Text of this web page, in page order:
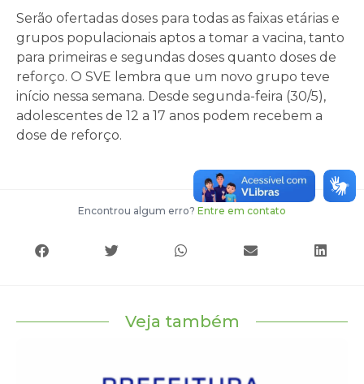
Serão ofertadas doses para todas as faixas etárias e
grupos populacionais aptos a tomar a vacina, tanto
para primeiras e segundas doses quanto doses de
reforço. O SVE lembra que um novo grupo teve
início nessa semana. Desde segunda-feira (30/5),
adolescentes de 12 a 17 anos podem recebem a
dose de reforço.
Encontrou algum erro? Entre em contato
Veja também